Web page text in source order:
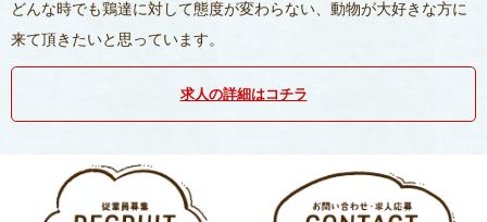
どんな時でも鶏達に対して態度が変わらない、動物が大好きな方に
来て頂きたいと思っています。
求人の詳細はコチラ